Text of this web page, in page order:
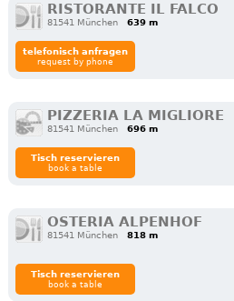
RISTORANTE IL FALCO
81541 München 639 m
telefonisch anfragen
request by phone
PIZZERIA LA MIGLIORE
81541 München 696 m
Tisch reservieren
book a table
OSTERIA ALPENHOF
81541 München
818 m
Tisch reservieren
book a table